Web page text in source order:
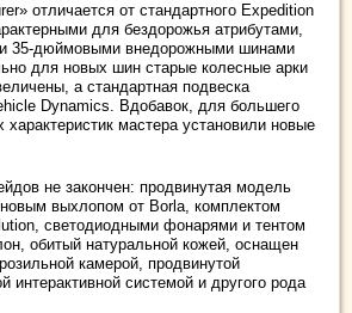
отличается от стандартного Expedition
для бездорожья атрибутами,
35-дюймовыми внедорожными шинами
для новых шин старые колесные арки
а стандартная подвеска
Dynamics. Вдобавок, для большего
мастера установили новые
не закончен: продвинутая модель
выхлопом от Borla, комплектом
светодиодными фонарями и тентом
обитый натуральной кожей, оснащен
камерой, продвинутой
интерактивной системой и другого рода